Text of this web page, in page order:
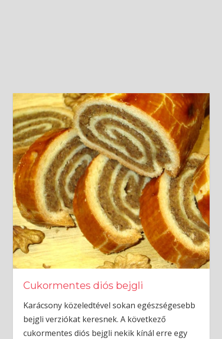
Cukormentes diós bejgli
Karácsony közeledtével sokan egészségesebb
bejgli verziókat keresnek. A következő
cukormentes diós bejgli nekik kínál erre egy